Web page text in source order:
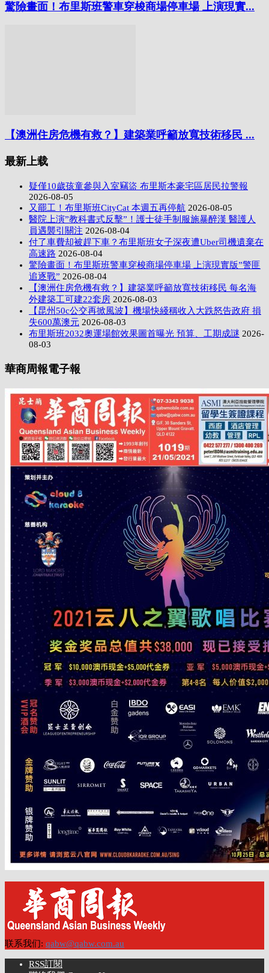
驚險畫面！布里斯班警車穿梭商場停車場 上演現實...
【澳洲住房危機有救？】建築業呼籲放寬技術移民 ...
最新上载
疑僅10歲孩童參與入室竊盜 布里斯本豪宅區居民拉警報
2026-08-05
又罷工！布里斯班CityCat 本週五再停航 2026-08-05
醫院上演”教科書式反擊”！護士徒手制服施暴醉漢 醫護人
員遇襲引關注 2026-08-04
付了車費却被趕下車？布里斯班女子深夜遭Uber司機遺棄在
高速路 2026-08-04
驚險畫面！布里斯班警車穿梭商場停車場 上演現實版”警匪
追逐戰” 2026-08-04
【澳洲住房危機有救？】建築業呼籲放寬技術移民 每名海
外建築工可建22套房 2026-08-03
【昆州50c公交再掀風波】機場快綫稱收入大跌怒告政府 損
失600萬澳元 2026-08-03
布里斯班2032奧運場館效果圖首曝光 預算、工期成謎 2026-
08-03
華商周報電子報
联系我们: qabw@qabw.com.au
RSS訂閱